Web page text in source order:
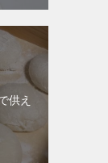
供え